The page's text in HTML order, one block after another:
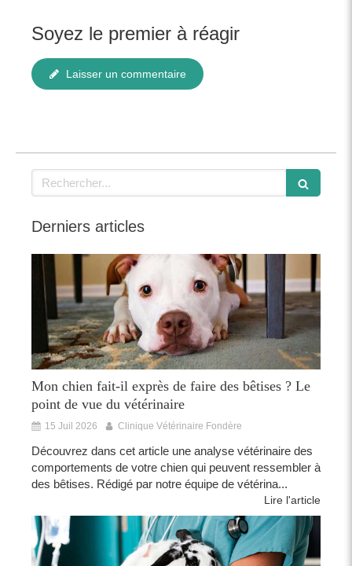
Soyez le premier à réagir
Laisser un commentaire
Rechercher
Derniers articles
Mon chien fait-il exprès de faire des bêtises ? Le
point de vue du vétérinaire
15 Juil 2026 Clinique Vétérinaire Fondère
Découvrez dans cet article une analyse vétérinaire des
comportements de votre chien qui peuvent ressembler à
des bêtises. Rédigé par notre équipe de vétérina...
Lire l'article